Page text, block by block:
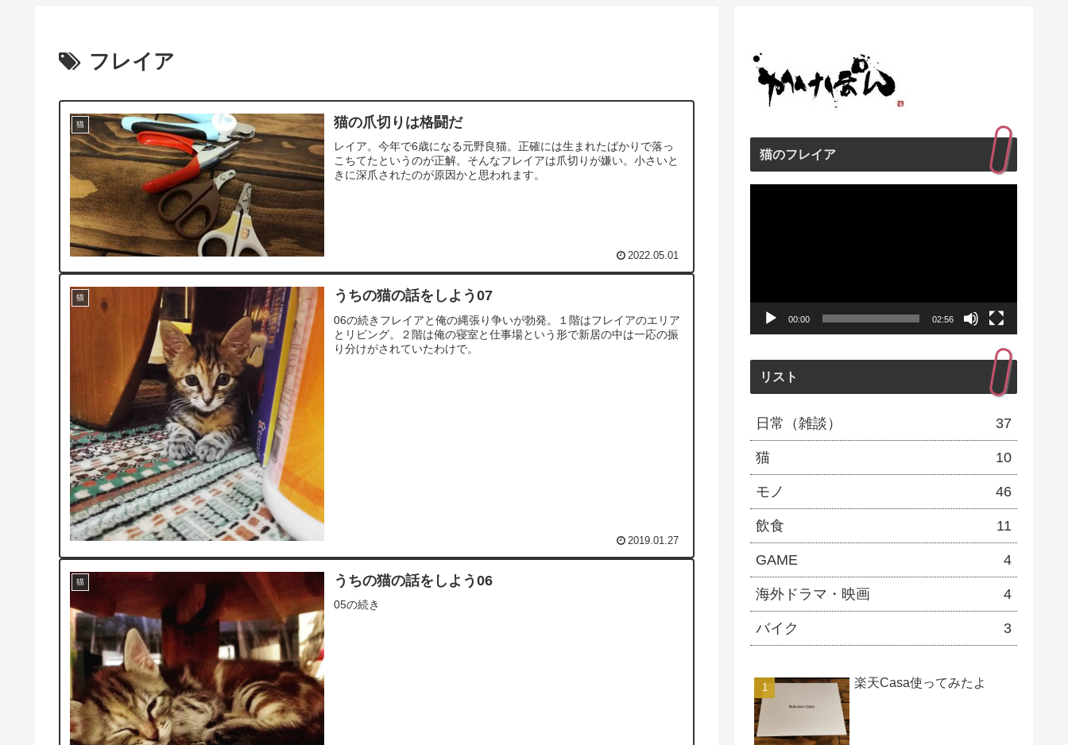
フレイア
猫 猫の爪切りは格闘だ
レイア。今年で6歳になる元野良猫。正確には生まれたばかりで落っ
こちてたというのが正解。そんなフレイアは爪切りが嫌い。小さいと
きに深爪されたのが原因かと思われます。
2022.05.01
猫 うちの猫の話をしよう07
06の続きフレイアと俺の縄張り争いが勃発。１階はフレイアのエリア
とリビング。２階は俺の寝室と仕事場という形で新居の中は一応の振
り分けがされていたわけで。
2019.01.27
猫 うちの猫の話をしよう06
05の続き
猫のフレイア
00:00 02:56
リスト
日常（雑談） 37
猫 10
モノ 46
飲食 11
GAME 4
海外ドラマ・映画 4
バイク 3
楽天Casa使ってみたよ